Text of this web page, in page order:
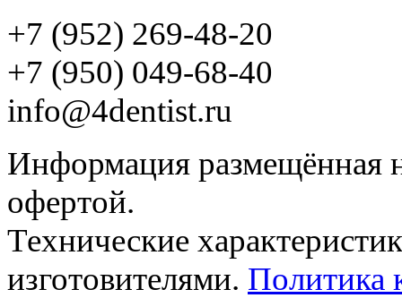
+7 (952) 269-48-20
‪+7 (950) 049-68-40
info@4dentist.ru
Информация размещённая
офертой.
Технические
изготовителями. Политика